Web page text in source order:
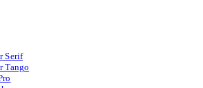
Serif
Tango